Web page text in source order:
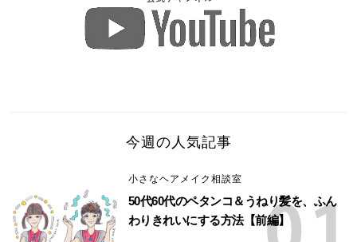
今週の人気記事
小さなヘアメイク相談室
50代60代のペタンコ＆うねり髪を、ふん
わりきれいにする方法【前編】